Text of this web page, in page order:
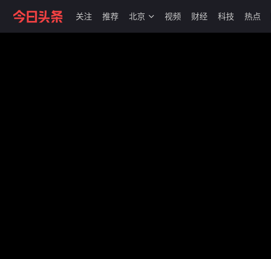
关注 推荐 北京 视频 财经 科技 热点